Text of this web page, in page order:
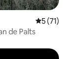
5 (71)
de Palts